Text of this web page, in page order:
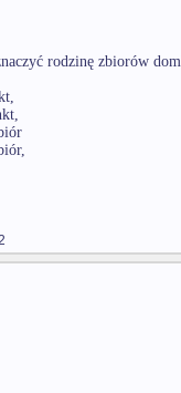
rodzinę zbiorów